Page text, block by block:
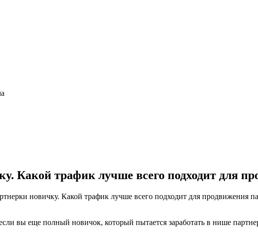
Какой трафик лучше всего подходит для
новичку. Какой трафик лучше всего подходит для продвижения
вы еще полный новичок, который пытается заработать в нише